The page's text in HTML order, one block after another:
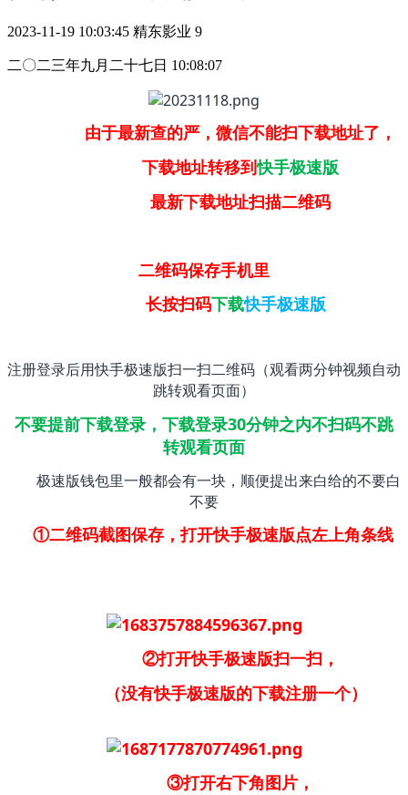
2023-11-19 10:03:45 精东影业 9
二〇二三年九月二十七日 10:08:07
由于最新查的严，微信不能扫下载地址了，
下载地址转移到快手极速版
最新下载地址扫描二维码
二维码保存手机里
长按扫码下载快手极速版
注册登录后用快手极速版扫一扫二维码（观看两分钟视频自动
跳转观看页面）
不要提前下载登录，下载登录30分钟之内不扫码不跳
转观看页面
极速版钱包里一般都会有一块，顺便提出来白给的不要白
不要
①二维码截图保存，打开快手极速版点左上角条线
②打开快手极速版扫一扫，
（没有快手极速版的下载注册一个）
③打开右下角图片，